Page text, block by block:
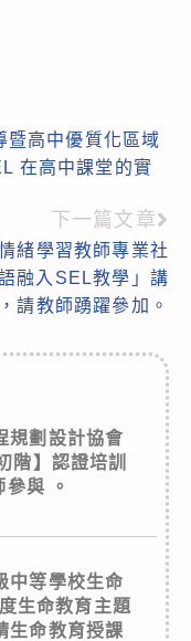
暨高中優質化區域
在高中課堂的實
下一篇文章
緒學習教師專業社
融入SEL教學」講
請教師踴躍參加。
規劃設計協會
階】認證培訓
與 。
中等學校生命
生命教育主題
生命教育授課